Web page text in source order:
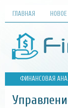
ГЛАВНАЯ НОВОЕ
ФИНАНСОВАЯ